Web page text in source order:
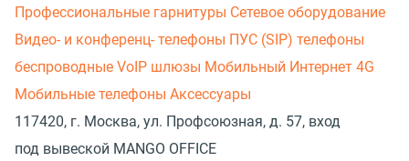
Профессиональные гарнитуры Сетевое оборудование
Видео- и конференц- телефоны ПУС (SIP) телефоны
беспроводные VoIP шлюзы Мобильный Интернет 4G
Мобильные телефоны Аксессуары
117420, г. Москва, ул. Профсоюзная, д. 57, вход
под вывеской MANGO OFFICE